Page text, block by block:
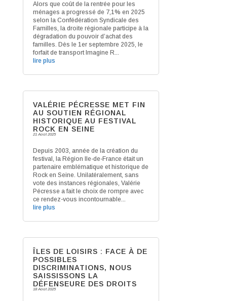
Alors que coût de la rentrée pour les
ménages a progressé de 7,1% en 2025
selon la Confédération Syndicale des
Familles, la droite régionale participe à la
dégradation du pouvoir d’achat des
familles. Dès le 1er septembre 2025, le
forfait de transport Imagine R...
lire plus
VALÉRIE PÉCRESSE MET FIN
AU SOUTIEN RÉGIONAL
HISTORIQUE AU FESTIVAL
ROCK EN SEINE
21 Août 2025
Depuis 2003, année de la création du
festival, la Région Ile-de-France était un
partenaire emblématique et historique de
Rock en Seine. Unilatéralement, sans
vote des instances régionales, Valérie
Pécresse a fait le choix de rompre avec
ce rendez-vous incontournable...
lire plus
ÎLES DE LOISIRS : FACE À DE
POSSIBLES
DISCRIMINATIONS, NOUS
SAISSISSONS LA
DÉFENSEURE DES DROITS
18 Août 2025